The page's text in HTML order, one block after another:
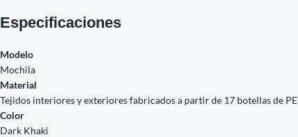
Especificaciones
Modelo
Mochila
Material
Tejidos interiores y exteriores fabricados a partir de 17 botellas de
Color
Dark Khaki